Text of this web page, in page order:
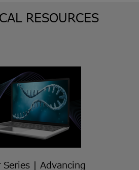
RESOURCES
Series | Advancing